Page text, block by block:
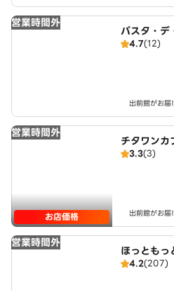
営業時間外
パスタ・
4.7(12)
出前館がお届
営業時間外
お店価格
チタワンカ
3.3(3)
出前館がお届
営業時間外
ほっとも
4.2(207)